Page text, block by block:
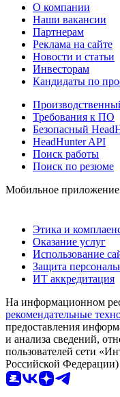
О компании
Наши вакансии
Партнерам
Реклама на сайте
Новости и статьи
Инвесторам
Кандидаты по
Требования к ПО
Безопасный
HeadHunter API
Поиск работы
Поиск по резюме
Мобильное приложение
Этика и
Оказание услуг
Использование
Защита
ИТ аккредитация
На информационном
рекомендательные
предоставления
и анализа сведений,
пользователей сети
Российской Федерации)